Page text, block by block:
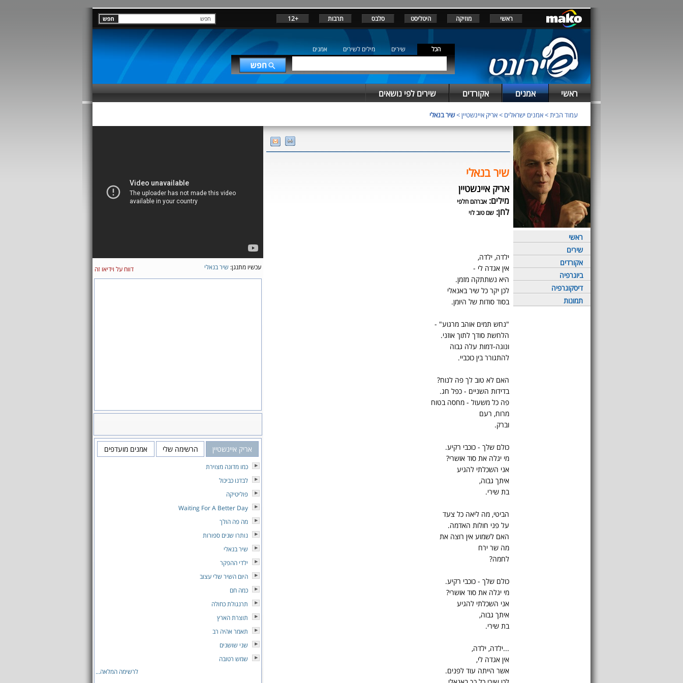
ראשי מוזיקה היטליסט סלבס תרבות +12
הכל שירים מילים לשירים אמנים
ראשי אמנים אקורדים שירים לפי נושאים
עמוד הבית>אמנים ישראלים >אריק איינשטיין>שיר בנאלי
ראשי
שירים
אקורדים
ביוגרפיה
דיסקוגרפיה
תמונות
שיר בנאלי
אריק איינשטיין
מילים: אברהם חלפי
לחן: שם טוב לוי
ילדה, ילדה,
אין אגדה לי -
היא נשתתקה מזמן.
לכן יקר כל שיר באנאלי
בסוד סודות של היומן.
"נחש תמים אוהב מרגוע" -
הלחשת סודך לתוך אוזני.
ונוגה-דמות עלה גבוה
להתגורר בין כוכביי.
האם לא טוב לך פה לנוח?
בדידות השניים - כפל חג.
פה כל משעול - מחסה בטוח
מרוח, רעם
וברק.
כולם שלך - כוכבי רקיע.
מי יגלה את סוד אושרי?
אני השכלתי להגיע
איתך גבוה,
בת שירי.
הביטי, מה ליאה כל צעד
על פני חולות האדמה.
האם לשמוע אין רוצה את
מה שר ירח
לחמה?
כולם שלך - כוכבי רקיע.
מי יגלה את סוד אושרי?
אני השכלתי להגיע
איתך גבוה,
בת שירי.
...ילדה, ילדה,
אין אגדה לי,
אשר הייתה עוד לפנים.
עכשיו מתנגן: שיר בנאלי דווח על וידיאו זה
אריק איינשטיין הרשימה שלי אמנים מועדפים
כמו מדונה מצוירת
לבדנו כביכול
פוליטיקה
Waiting For A Better Day
מה פה הולך
נותרו שנים ספורות
שיר בנאלי
ילדי ההפקר
היום השיר שלי עצוב
כמה חם
תרנגולת כחולה
תוצרת הארץ
תאמר אהיה רב
שני שושנים
שמש רטובה
לרשימה המלאה...